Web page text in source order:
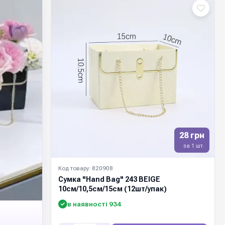
28 грн
за 1 шт.
Код товару: 820908
Сумка "Hand Bag" 243 BEIGE
10см/10,5см/15см (12шт/упак)
в наявності 934